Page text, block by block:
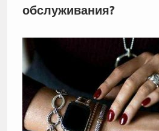
обслуживания?